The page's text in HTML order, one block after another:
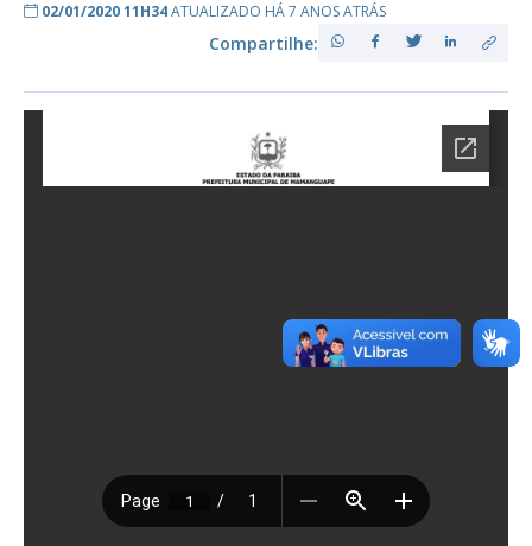
02/01/2020 11H34ATUALIZADO HÁ 7 ANOS ATRÁS
Compartilhe: